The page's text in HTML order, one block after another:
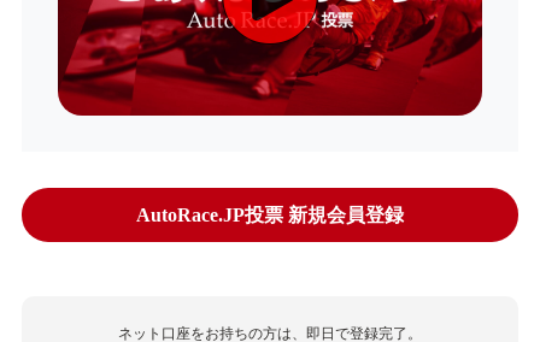
AutoRace.JP投票 新規会員登録
ネット口座をお持ちの方は、即日で登録完了。